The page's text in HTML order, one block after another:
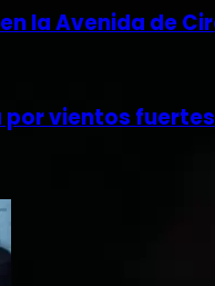
la Avenida de
vientos fuertes